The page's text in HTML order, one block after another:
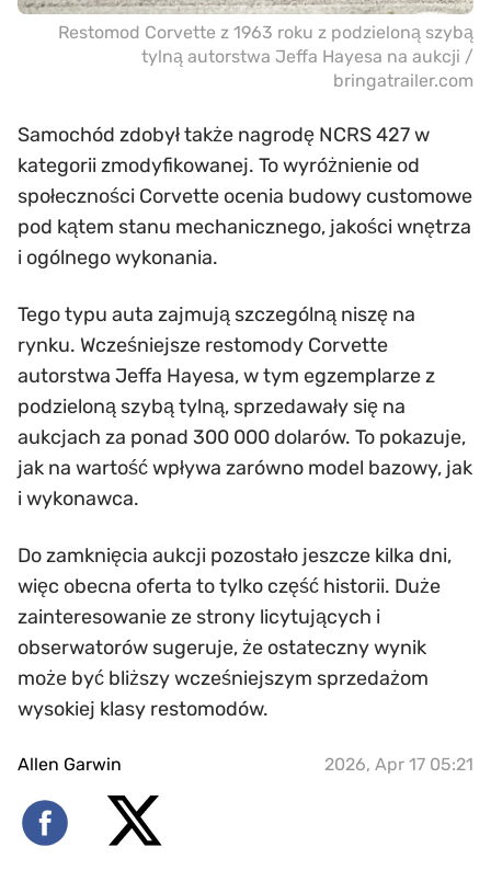
Restomod Corvette z 1963 roku z podzieloną szybą
tylną autorstwa Jeffa Hayesa na aukcji /
bringatrailer.com
Samochód zdobył także nagrodę NCRS 427 w
kategorii zmodyfikowanej. To wyróżnienie od
społeczności Corvette ocenia budowy customowe
pod kątem stanu mechanicznego, jakości wnętrza
i ogólnego wykonania.
Tego typu auta zajmują szczególną niszę na
rynku. Wcześniejsze restomody Corvette
autorstwa Jeffa Hayesa, w tym egzemplarze z
podzieloną szybą tylną, sprzedawały się na
aukcjach za ponad 300 000 dolarów. To pokazuje,
jak na wartość wpływa zarówno model bazowy, jak
i wykonawca.
Do zamknięcia aukcji pozostało jeszcze kilka dni,
więc obecna oferta to tylko część historii. Duże
zainteresowanie ze strony licytujących i
obserwatorów sugeruje, że ostateczny wynik
może być bliższy wcześniejszym sprzedażom
wysokiej klasy restomodów.
Allen Garwin 2026, Apr 17 05:21